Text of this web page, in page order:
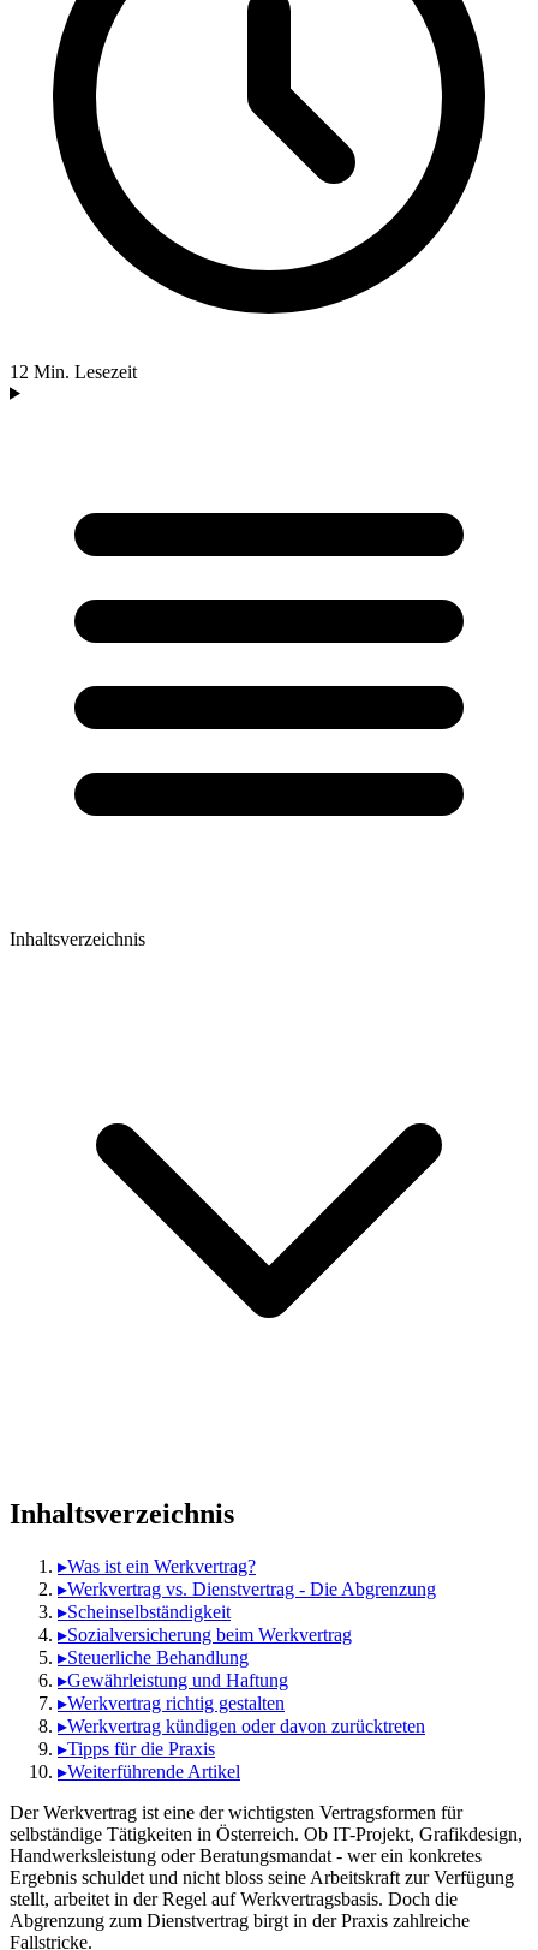
12 Min. Lesezeit
Inhaltsverzeichnis
Inhaltsverzeichnis
▸Was ist ein Werkvertrag?
▸Werkvertrag vs. Dienstvertrag - Die Abgrenzung
▸Scheinselbständigkeit
▸Sozialversicherung beim Werkvertrag
▸Steuerliche Behandlung
▸Gewährleistung und Haftung
▸Werkvertrag richtig gestalten
▸Werkvertrag kündigen oder davon zurücktreten
▸Tipps für die Praxis
▸Weiterführende Artikel
Der Werkvertrag ist eine der wichtigsten Vertragsformen für
selbständige Tätigkeiten in Österreich. Ob IT-Projekt, Grafikdesign,
Handwerksleistung oder Beratungsmandat - wer ein konkretes
Ergebnis schuldet und nicht bloss seine Arbeitskraft zur Verfügung
stellt, arbeitet in der Regel auf Werkvertragsbasis. Doch die
Abgrenzung zum Dienstvertrag birgt in der Praxis zahlreiche
Fallstricke.